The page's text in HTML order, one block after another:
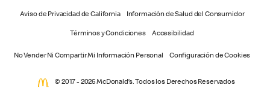
Aviso de Privacidad de California Información de Salud del Consumidor
Términos y Condiciones Accesibilidad
No Vender Ni Compartir Mi Información Personal Configuración de Cookies
© 2017 - 2026 McDonald’s. Todos los Derechos Reservados